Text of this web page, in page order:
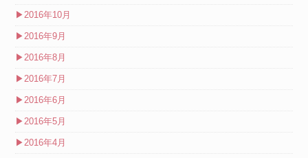
▶2016年10月
▶2016年9月
▶2016年8月
▶2016年7月
▶2016年6月
▶2016年5月
▶2016年4月